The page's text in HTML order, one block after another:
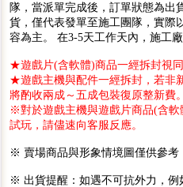
隊，當派單完成後，訂單狀態為出
貨，僅代表發單至施工團隊，實際
容為主。 在3-5天工作天內，施工
★遊戲片(含軟體)商品一經拆封視同
★遊戲主機與配件一經拆封，若非
將酌收兩成～五成包裝復原整新費。
※對於遊戲主機與遊戲片商品(含軟
試玩，請儘速向客服反應。
※ 賣場商品與形象情境圖僅供參考
※ 出貨提醒：如遇不可抗外力，